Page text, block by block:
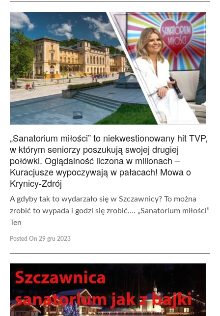
„Sanatorium miłości” to niekwestionowany hit TVP,
w którym seniorzy poszukują swojej drugiej
połówki. Oglądalność liczona w milionach –
Kuracjusze wypoczywają w pałacach! Mowa o
Krynicy-Zdrój
A gdyby tak to wydarzało się w Szczawnicy? To można
zrobić to wypada i godzi się zrobić…. „Sanatorium miłości”
Ten
Posted On 29 gru 2023